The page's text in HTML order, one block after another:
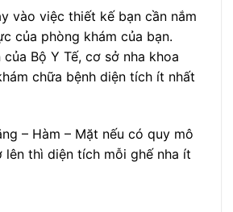
vào việc thiết kế bạn cần nắm
của phòng khám của bạn.
Bộ Y Tế, cơ sở nha khoa
chữa bệnh diện tích ít nhất
– Hàm – Mặt nếu có quy mô
lên thì diện tích mỗi ghế nha ít